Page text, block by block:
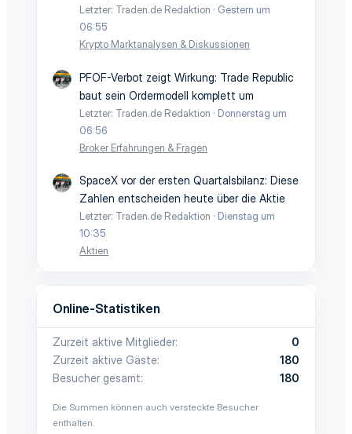
Letzter: Traden.de Redaktion
Gestern um
06:55
Krypto Marktanalysen & Diskussionen
PFOF-Verbot zeigt Wirkung: Trade Republic
baut sein Ordermodell komplett um
Letzter: Traden.de Redaktion
Donnerstag um
06:56
Broker Erfahrungen & Fragen
SpaceX vor der ersten Quartalsbilanz: Diese
Zahlen entscheiden heute über die Aktie
Letzter: Traden.de Redaktion
Dienstag um
10:35
Aktien
Online-Statistiken
Zurzeit aktive Mitglieder
0
Zurzeit aktive Gäste
180
Besucher gesamt
180
Die Summen können auch versteckte Besucher
enthalten.